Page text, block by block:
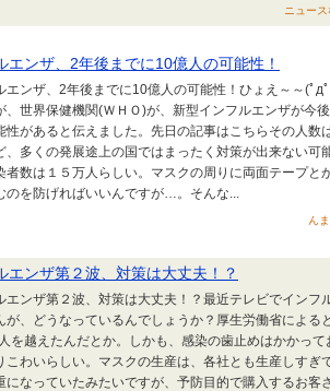
ニュー
エンザ、2年後までに10億人の可能性！
エンザ、2年後までに10億人の可能性！ひょえ～～(ﾟд
、世界保健機関(ＷＨＯ)が、新型インフルエンザが今
性があると伝えました。先日の記事はこちらその人数
、多くの発展途上の国ではまったく対策が出来ない可
者数は１５万人らしい。マスクの周りに両面テープと
のを防げればいいんですが…。そんな...
ん
エンザ第２波、対策は大丈夫！？
エンザ第２波、対策は大丈夫！？最近テレビでインフ
が、どうなっているんでしょうか？厚生労働省による
を越えたんだとか。しかも、感染の歯止めはかかって
こわいらしい。マスクの生産は、各社とも生産しすぎ
になっていたみたいですが、予防目的で購入するお客